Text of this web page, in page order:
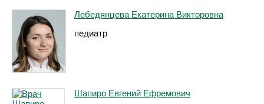
Лебедянцева Екатерина Викторовна
педиатр
Шапиро Евгений Ефремович